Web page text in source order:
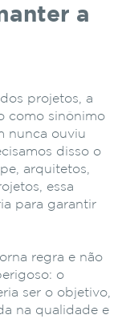
a
projetos, a
como sinônimo
nunca ouviu
disso o
arquitetos,
essa
para garantir
regra e não
o
ser o objetivo,
na qualidade e